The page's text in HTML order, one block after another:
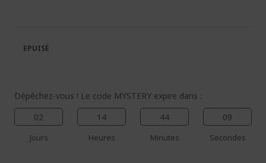
galerie
d’images
Galerie
d’images
Dépêchez-vous ! Le code MYSTERY expire dans :
02
Jours
14
Heures
44
Minutes
09
Secondes
EPUISÉ